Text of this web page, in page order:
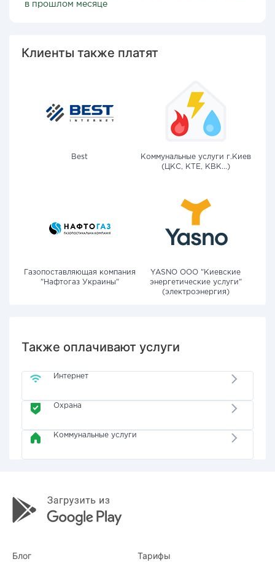
в прошлом месяце
Клиенты также платят
Best
Коммунальные услуги г.Киев
(ЦКС, КТЕ, КВК...)
Газопоставляющая компания
"Нафтогаз Украины"
YASNO OOO "Киевские
энергетические услуги"
(электроэнергия)
Также оплачивают услуги
Интернет
Охрана
Коммунальные услуги
Блог Тарифы